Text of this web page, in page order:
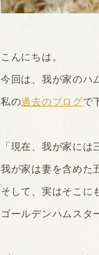
こんにちは。
今回は、我が家のハ
私の過去のブログで
「現在、我が家に
我が家は妻を含めた
そして、実はそこに
ゴールデンハムスタ